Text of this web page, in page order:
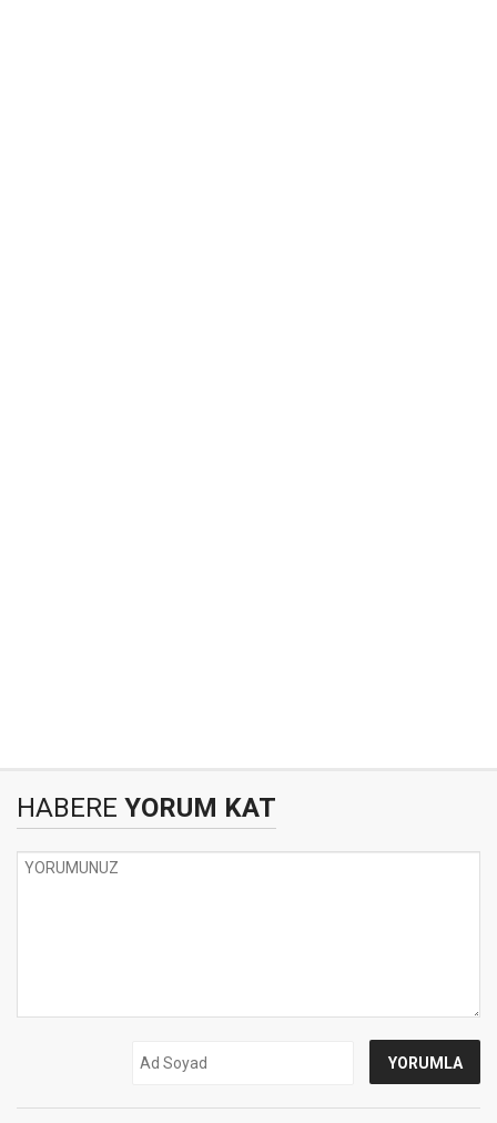
HABERE YORUM KAT